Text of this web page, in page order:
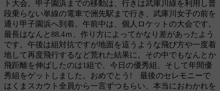
ト大会。甲子園浜までの移動は、行きは武庫川線を利用し普
段乗らない単線の電車で洲先駅まで行き、武庫川女子の前を
通り甲子園浜へ到着。午前中は、個人ロケットの大会です。
最長はなんと88.4ｍ、作り方によってかなり差があったよう
です。午後は組対抗ですが地面を這うような飛び方や一度着
地して再度飛行するなど荒れた結果に。その中でもなんとか
飛距離を伸ばしたのは1組で、今日の優秀組、そして年間優
秀組をゲットしました。おめでとう! 最後のセレモニーで
はくまスカウト全員から一言ずつもらい、本当におわかれを